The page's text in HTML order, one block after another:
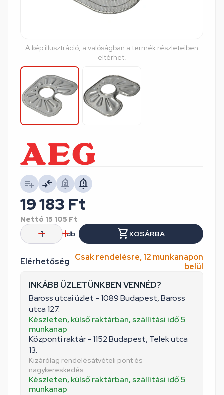
A kép illusztráció, a valóságban a termék részleteiben
eltérhet.
Elérhetőség
Csak rendelésre, 12 munkanapon
belül
INKÁBB ÜZLETÜNKBEN VENNÉD?
Baross utcai üzlet - 1089 Budapest, Baross
utca 127.
Készleten, külső raktárban, szállítási idő 5
munkanap
Központi raktár - 1152 Budapest, Telek utca
13.
Kizárólag rendelésátvételi pont és
nagykereskedés
Készleten, külső raktárban, szállítási idő 5
munkanap
19 183 Ft
Nettó 15 105 Ft
db
KOSÁRBA